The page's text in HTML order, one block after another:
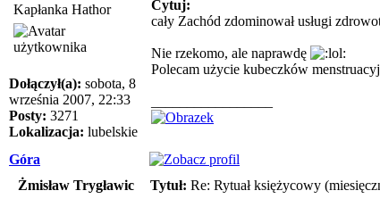
Kapłanka Hathor
Dołączył(a): sobota, 8
września 2007, 22:33
Posty: 3271
Lokalizacja: lubelskie
Cytuj:
cały Zachód zdominował usługi
Nie rzekomo, ale naprawdę
Polecam użycie kubeczków
Góra
Żmisław Trygławic
Tytuł: Re: Rytuał księżycowy